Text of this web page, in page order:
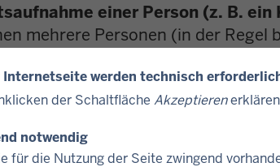
Internetseite werden technisch
der Schaltfläche Akzeptieren
notwendig
für die Nutzung der Seite zwingend
einer Person (z. B. ein
mehrere Personen (in der Regel
eines Kindes in die
in die Wohnung des einen
wird der FZ Stufe 1 nach der